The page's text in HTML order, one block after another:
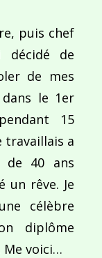
puis chef
décidé de
de mes
le 1er
15
travaillais a
de 40 ans
un rêve. Je
célèbre
diplôme
Me voici…